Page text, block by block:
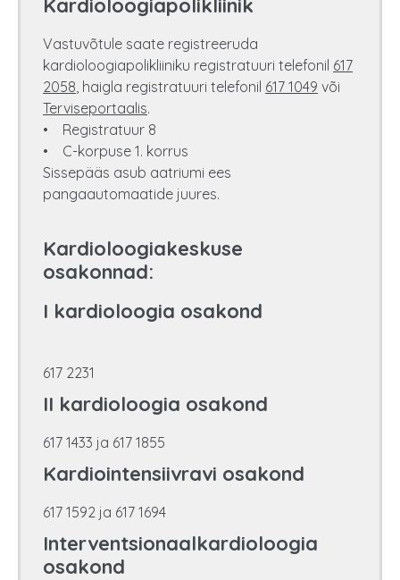
Kardioloogiapolikliinik
Vastuvõtule saate registreeruda
kardioloogiapolikliiniku registratuuri telefonil 617
2058, haigla registratuuri telefonil 617 1049 või
Terviseportaalis.
• Registratuur 8
• C-korpuse 1. korrus
Sissepääs asub aatriumi ees
pangaautomaatide juures.
Kardioloogiakeskuse
osakonnad:
I kardioloogia osakond
617 2231
II kardioloogia osakond
617 1433 ja 617 1855
Kardiointensiivravi osakond
617 1592 ja 617 1694
Interventsionaalkardioloogia
osakond